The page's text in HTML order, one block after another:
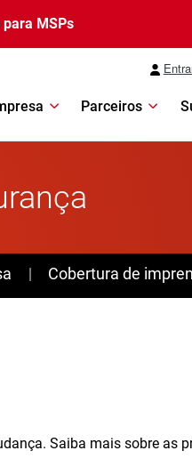
MSPs
Parceiros
Cobertura de
Saiba mais sobre as